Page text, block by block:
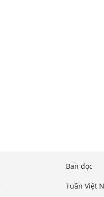
Bạn đọc
Tuần Việt